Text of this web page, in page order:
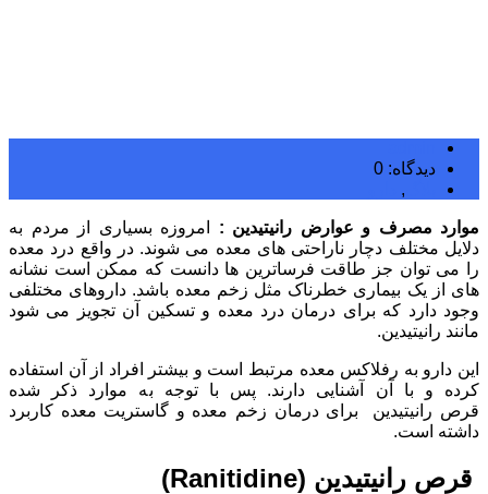
دیدگاه: 0
,
موارد مصرف و عوارض رانیتیدین :
امروزه بسیاری از مردم به
دلایل مختلف دچار ناراحتی های معده می شوند. در واقع درد معده
را می توان جز طاقت فرساترین ها دانست که ممکن است نشانه
های از یک بیماری خطرناک مثل زخم معده باشد. داروهای مختلفی
وجود دارد که برای درمان درد معده و تسکین آن تجویز می شود
مانند رانیتیدین.
این دارو به رفلاکس معده مرتبط است و بیشتر افراد از آن استفاده
کرده و با آن آشنایی دارند. پس با توجه به موارد ذکر شده
قرص رانیتیدین برای درمان زخم معده و گاستریت معده کاربرد
داشته است.
قرص رانیتیدین (Ranitidine)